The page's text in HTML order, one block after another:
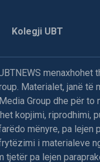
kanë mbetur pa
elementare për jetë.
serb në Pantinë
granatuan sot
Kolegji UBT
menaxhohet
Materialet, janë të
Group dhe për to
kopjimi, riprodhimi,
mënyre, pa lejen
i materialeve
tjetër pa lejen